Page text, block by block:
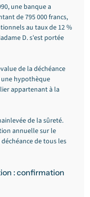
une banque a
de 795 000 francs,
au taux de 12 %
D. s'est portée
de la déchéance
une hypothèque
appartenant à la
de la sûreté.
annuelle sur le
de tous les
: confirmation